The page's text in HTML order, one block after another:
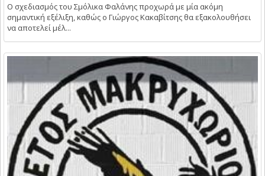
Ο σχεδιασμός του Σμόλικα Φαλάνης προχωρά με μία ακόμη
σημαντική εξέλιξη, καθώς ο Γιώργος Κακαβίτσης θα εξακολουθήσει
να αποτελεί μέλ...